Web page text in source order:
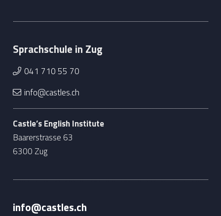
Sprachschule in Zug
041 710 55 70
info@castles.ch
Castle’s English Institute
Baarerstrasse 63
6300 Zug
info@castles.ch